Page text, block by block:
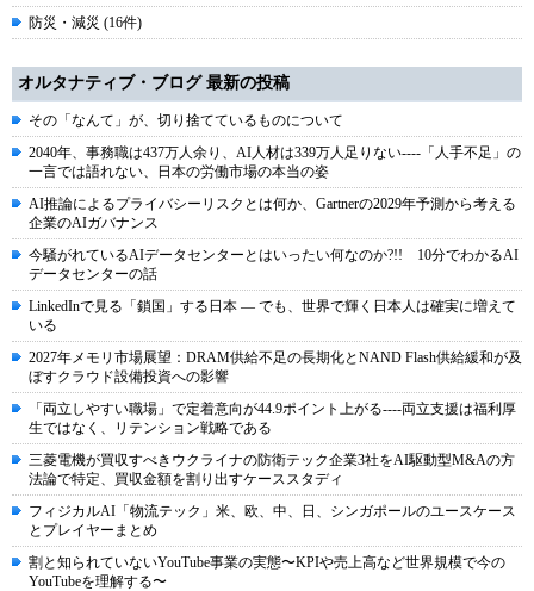
防災・減災 (16件)
オルタナティブ・ブログ 最新の投稿
その「なんて」が、切り捨てているものについて
2040年、事務職は437万人余り、AI人材は339万人足りない----「人手不足」の
一言では語れない、日本の労働市場の本当の姿
AI推論によるプライバシーリスクとは何か、Gartnerの2029年予測から考える
企業のAIガバナンス
今騒がれているAIデータセンターとはいったい何なのか?!! 10分でわかるAI
データセンターの話
LinkedInで見る「鎖国」する日本 ― でも、世界で輝く日本人は確実に増えて
いる
2027年メモリ市場展望：DRAM供給不足の長期化とNAND Flash供給緩和が及
ぼすクラウド設備投資への影響
「両立しやすい職場」で定着意向が44.9ポイント上がる----両立支援は福利厚
生ではなく、リテンション戦略である
三菱電機が買収すべきウクライナの防衛テック企業3社をAI駆動型M&Aの方
法論で特定、買収金額を割り出すケーススタディ
フィジカルAI「物流テック」米、欧、中、日、シンガポールのユースケース
とプレイヤーまとめ
割と知られていないYouTube事業の実態〜KPIや売上高など世界規模で今の
YouTubeを理解する〜